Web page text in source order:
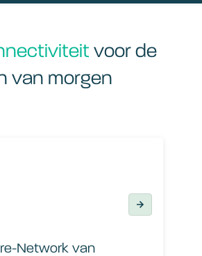
voor de
van morgen
Network van